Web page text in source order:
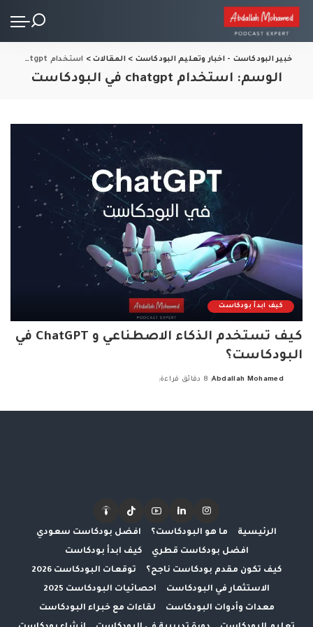
خبير البودكاست - اخبار وتعليم البودكاست >المقالات> استخدام chatgpt في البودكاست
الوسم: استخدام chatgpt في البودكاست
كيف ابدأ بودكاست
كيف تستخدم الذكاء الاصطناعي و ChatGPT في
البودكاست؟
Abdallah Mohamed 8 دقائق قراءة
الرئيسية ما هو البودكاست؟
افضل بودكاست سعودي
افضل بودكاست قطري
كيف ابدأ بودكاست
كيف تكون مقدم بودكاست ناجح؟
توقعات البودكاست 2026
الاستثمار في البودكاست
احصائيات البودكاست 2025
معدات وأدوات البودكاست
لقاءات مع خبراء البودكاست